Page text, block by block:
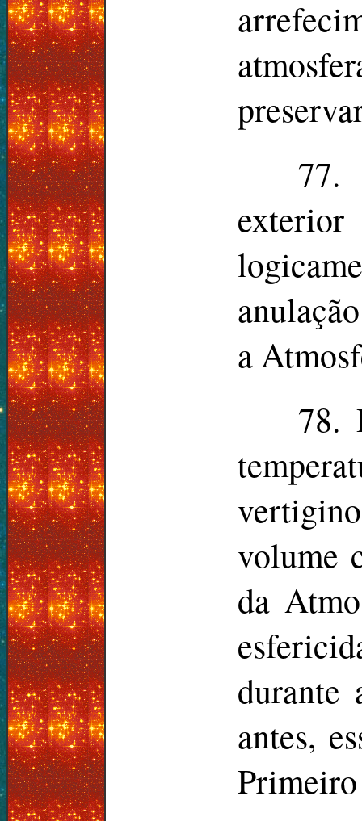
77.
a
78.
volume
da
durante
antes,